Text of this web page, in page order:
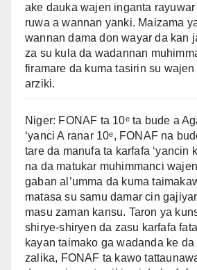
ake dauka wajen inganta
ruwa a wannan yanki. Maizama
wannan dama don wayar da kan
za su kula da wadannan
firamare da kuma tasirin su
arziki.
Niger: FONAF ta 10ᵉ ta bude a
‘yanci A ranar 10ᵉ, FONAF na
tare da manufa ta karfafa ‘yancin
na da matukar muhimmanci
gaban al’umma da kuma
matasa su samu damar cin
masu zaman kansu. Taron ya
shirye-shiryen da zasu karfafa
kayan taimako ga wadanda ke
zalika, FONAF ta kawo